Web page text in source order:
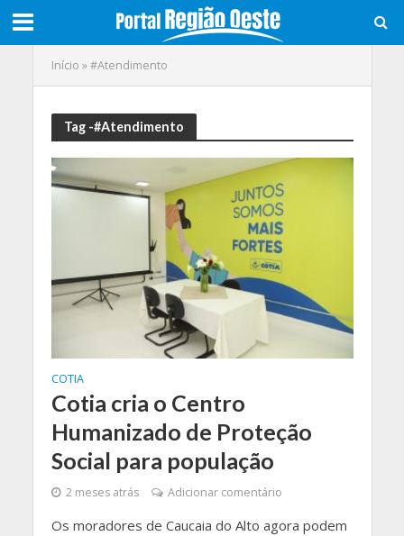
Início »#Atendimento
Tag -#Atendimento
COTIA
Cotia cria o Centro
Humanizado de Proteção
Social para população
2 meses atrás Adicionar comentário
Os moradores de Caucaia do Alto agora podem